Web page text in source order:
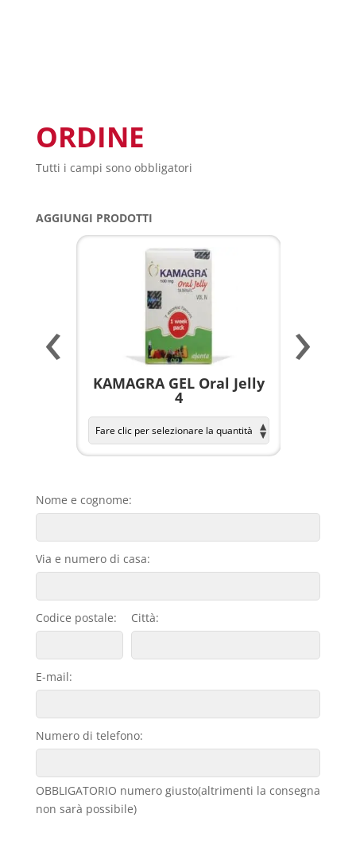
ORDINE
Tutti i campi sono obbligatori
AGGIUNGI PRODOTTI
KAMAGRA GEL Oral Jelly
4
‹ ›
Nome e cognome:
Via e numero di casa:
Codice postale: Città:
E-mail:
Numero di telefono:
OBBLIGATORIO numero giusto(altrimenti la consegna
non sarà possibile)